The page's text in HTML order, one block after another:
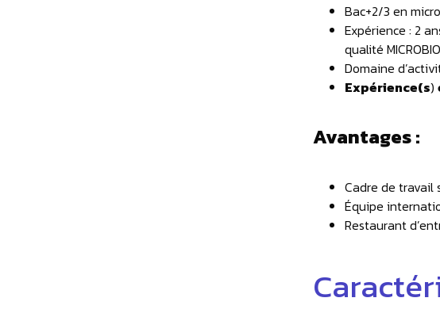
Bac+2/3 en
Expérience : 2
qualité
Domaine
Expérience(s)
Avantages :
Cadre de travail
Équipe
Restaurant